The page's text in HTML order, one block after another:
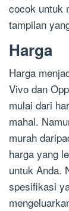
cocok untuk
tampilan
Harga
Harga
Vivo dan
mulai dari
mahal.
murah
harga yang
untuk Anda.
spesifikasi